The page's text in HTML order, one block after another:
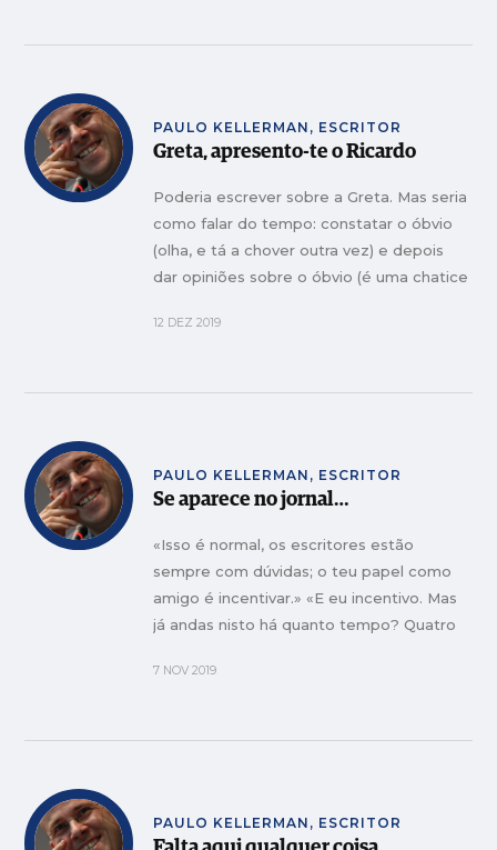
PAULO KELLERMAN, ESCRITOR
Greta, apresento-te o Ricardo
Poderia escrever sobre a Greta. Mas seria
como falar do tempo: constatar o óbvio
(olha, e tá a chover outra vez) e depois
dar opiniões sobre o óbvio (é uma chatice
12 DEZ 2019
PAULO KELLERMAN, ESCRITOR
Se aparece no jornal…
«Isso é normal, os escritores estão
sempre com dúvidas; o teu papel como
amigo é incentivar.» «E eu incentivo. Mas
já andas nisto há quanto tempo? Quatro
eu. «Então, começa a reciclar as antigas.»
7 NOV 2019
PAULO KELLERMAN, ESCRITOR